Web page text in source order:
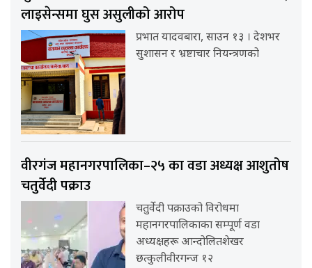
लाइसेन्समा घुस असुलीको आरोप
प्रभात यादवबारा, साउन १३ । देशभर
सुशासन र भ्रष्टाचार नियन्त्रणको
वीरगंज महानगरपालिका–२५ का वडा अध्यक्ष आशुतोष
चतुर्वेदी पक्राउ
चतुर्वेदी पक्राउको विरोधमा
महानगरपालिकाका सम्पूर्ण वडा
अध्यक्षहरू आन्दोलितशेखर
छत्कुलीवीरगन्ज १२